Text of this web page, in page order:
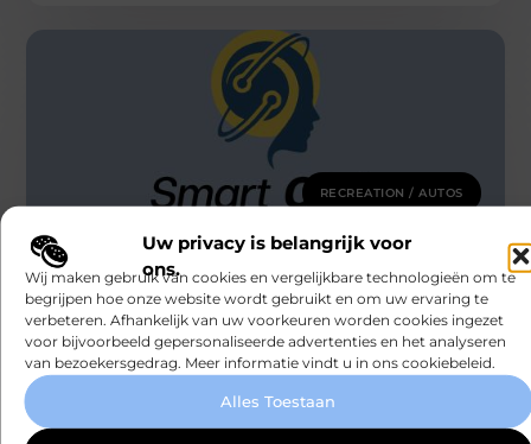
Uw privacy is belangrijk voor
ons.
Wij maken gebruik van cookies en vergelijkbare technologieën om te
begrijpen hoe onze website wordt gebruikt en om uw ervaring te
verbeteren. Afhankelijk van uw voorkeuren worden cookies ingezet
voor bijvoorbeeld gepersonaliseerde advertenties en het analyseren
van bezoekersgedrag. Meer informatie vindt u in ons cookiebeleid.
Alles Toestaan
RECREATION / AUTOS
deejay
Nu het eindelijk weer mag, wordt er (uiteraard) volop
gefeest. Studenten hervatten hun wekelijkse
feestweekenden en verjaardagen worden uitgebreider
gevierd
Smartclub